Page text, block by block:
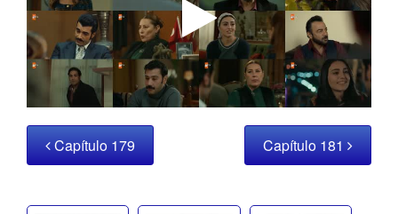
Capítulo 179 Capítulo 181